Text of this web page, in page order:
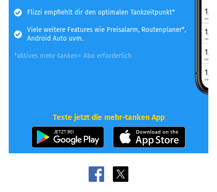
Flizzi empfiehlt dir den optimalen Tankzeitpunkt*
Viele weitere Features wie Preisalarm, Routenplaner*,
Android Auto uvm.
*aktives mehr-tanken+ Abo erforderlich
Teste jetzt die mehr-tanken App